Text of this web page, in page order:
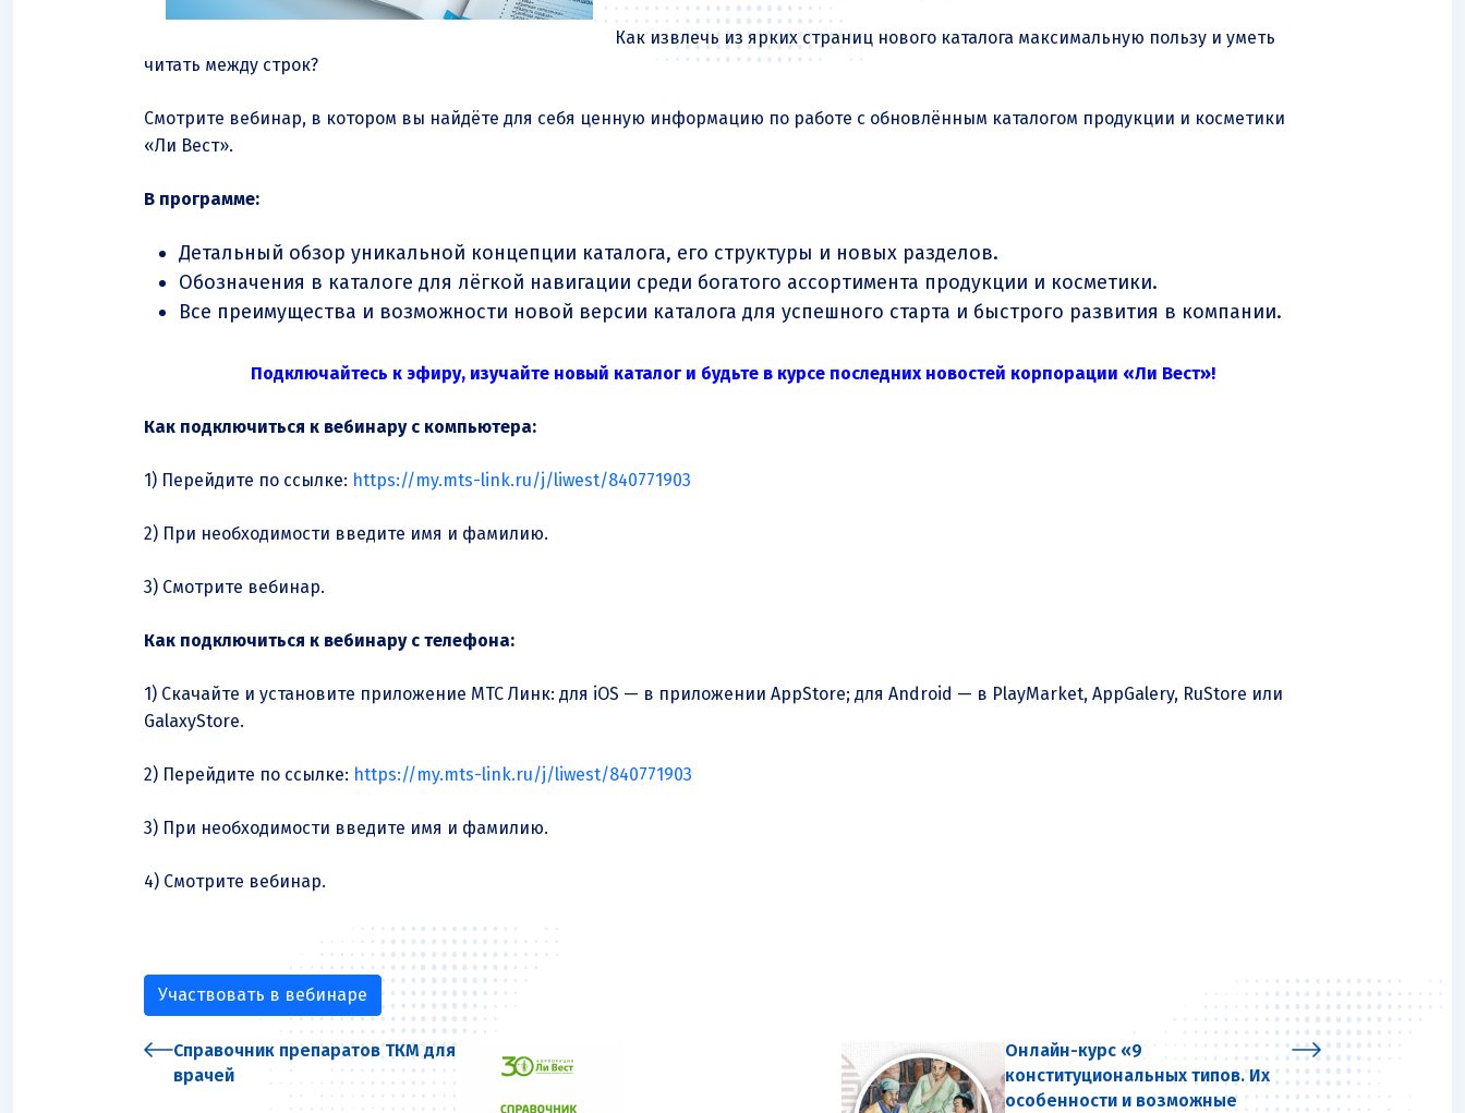
Как извлечь из ярких страниц нового каталога максимальную пользу и уметь
читать между строк?
Смотрите вебинар, в котором вы найдёте для себя ценную информацию по работе с обновлённым каталогом продукции и косметики
«Ли Вест».
В программе:
Детальный обзор уникальной концепции каталога, его структуры и новых разделов.
Обозначения в каталоге для лёгкой навигации среди богатого ассортимента продукции и косметики.
Все преимущества и возможности новой версии каталога для успешного старта и быстрого развития в компании.
Подключайтесь к эфиру, изучайте новый каталог и будьте в курсе последних новостей корпорации «Ли Вест»!
Как подключиться к вебинару с компьютера:
1) Перейдите по ссылке: https://my.mts-link.ru/j/liwest/840771903
2) При необходимости введите имя и фамилию.
3) Смотрите вебинар.
Как подключиться к вебинару с телефона:
1) Скачайте и установите приложение МТС Линк: для iOS — в приложении AppStore; для Аndroid — в PlayMarket, AppGalery, RuStore или
GalaxyStore.
2) Перейдите по ссылке: https://my.mts-link.ru/j/liwest/840771903
3) При необходимости введите имя и фамилию.
4) Смотрите вебинар.
Участвовать в вебинаре
Справочник препаратов ТКМ для
врачей
Онлайн-курс «9
конституциональных типов. Их
особенности и возможные